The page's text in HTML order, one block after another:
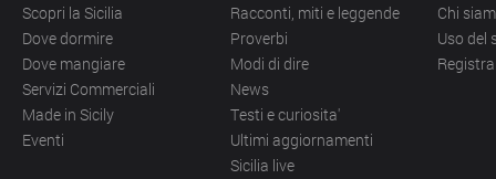
Scopri la Sicilia
Dove dormire
Dove mangiare
Servizi Commerciali
Made in Sicily
Eventi
Racconti, miti e leggende
Proverbi
Modi di dire
News
Testi e curiosita'
Ultimi aggiornamenti
Sicilia live
Chi
Uso del